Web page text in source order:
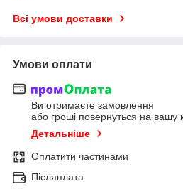
Всі умови доставки
Умови оплати
Ви отримаєте замовлення
або гроші повернуться на вашу
Детальніше
Оплатити частинами
Післяплата